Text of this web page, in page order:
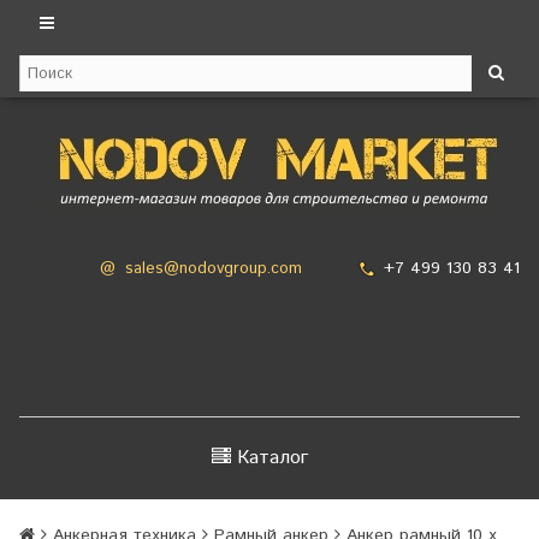
@ sales@nodovgroup.com +7 499 130 83 41
Каталог